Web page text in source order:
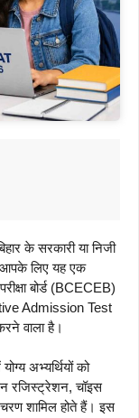
के सरकारी या निजी
आपके लिए यह एक
बोर्ड (BCECEB)
Admission Test
वाला है।
अभ्यर्थियों को
रजिस्ट्रेशन, चॉइस
शामिल होते हैं। इस